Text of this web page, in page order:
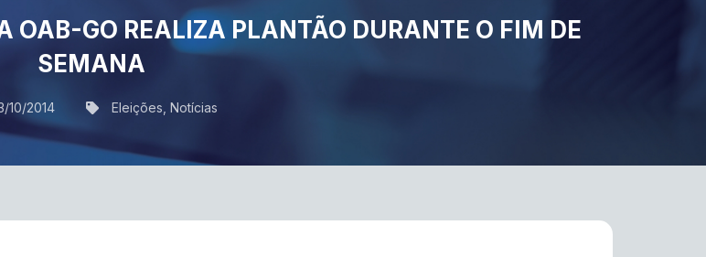
OAB-GO REALIZA PLANTÃO DURANTE O FIM DE
SEMANA
10/2014 Eleições Notícias